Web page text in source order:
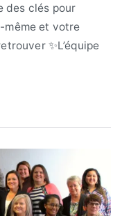
des clés pour
même et votre
✨L’équipe